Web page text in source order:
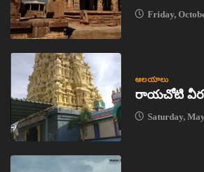
Friday,
ఆలయాలు
రాయచోటి
Saturday,